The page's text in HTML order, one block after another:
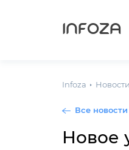
INFOZA
Infoza Новости
Все новости
Новое